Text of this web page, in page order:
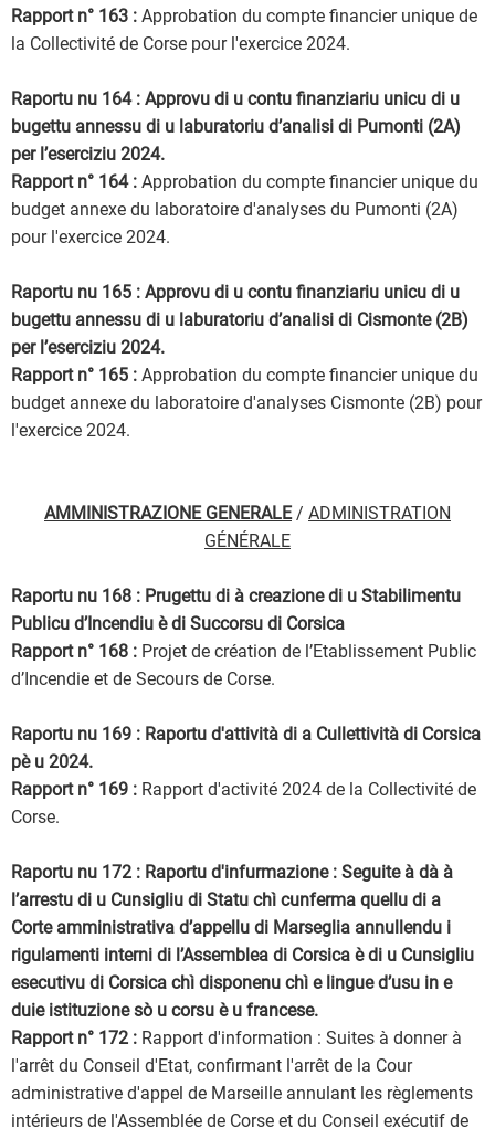
Rapport n° 163 : Approbation du compte financier unique de
la Collectivité de Corse pour l'exercice 2024.
Raportu nu 164 : Approvu di u contu finanziariu unicu di u
bugettu annessu di u laburatoriu d’analisi di Pumonti (2A)
per l’eserciziu 2024.
Rapport n° 164 : Approbation du compte financier unique du
budget annexe du laboratoire d'analyses du Pumonti (2A)
pour l'exercice 2024.
Raportu nu 165 : Approvu di u contu finanziariu unicu di u
bugettu annessu di u laburatoriu d’analisi di Cismonte (2B)
per l’eserciziu 2024.
Rapport n° 165 : Approbation du compte financier unique du
budget annexe du laboratoire d'analyses Cismonte (2B) pour
l'exercice 2024.
AMMINISTRAZIONE GENERALE/ ADMINISTRATION
GÉNÉRALE
Raportu nu 168 : Prugettu di à creazione di u Stabilimentu
Publicu d’Incendiu è di Succorsu di Corsica
Rapport n° 168 : Projet de création de l’Etablissement Public
d’Incendie et de Secours de Corse.
Raportu nu 169 : Raportu d'attività di a Cullettività di Corsica
pè u 2024.
Rapport n° 169 : Rapport d'activité 2024 de la Collectivité de
Corse.
Raportu nu 172 : Raportu d'infurmazione : Seguite à dà à
l’arrestu di u Cunsigliu di Statu chì cunferma quellu di a
Corte amministrativa d’appellu di Marseglia annullendu i
rigulamenti interni di l’Assemblea di Corsica è di u Cunsigliu
esecutivu di Corsica chì disponenu chì e lingue d’usu in e
duie istituzione sò u corsu è u francese.
Rapport n° 172 : Rapport d'information : Suites à donner à
l'arrêt du Conseil d'Etat, confirmant l'arrêt de la Cour
administrative d'appel de Marseille annulant les règlements
intérieurs de l'Assemblée de Corse et du Conseil exécutif de